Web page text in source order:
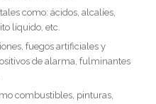
como: ácidos, alcalíes,
líquido, etc.
fuegos artificiales y
de alarma, fulminantes
combustibles, pinturas,